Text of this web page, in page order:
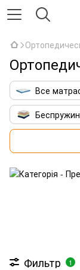
Все
Матрасы
Фильтр 1